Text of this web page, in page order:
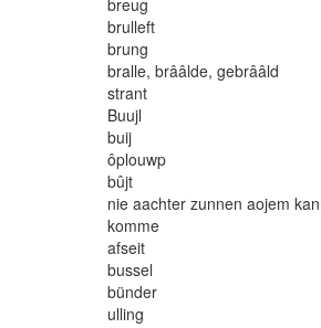
brulleft
brung
bralle, brââlde, gebrââld
strant
Buujl
buij
ôplouwp
bûjt
nie aachter zunnen aojem
komme
afseit
bussel
bünder
ulling